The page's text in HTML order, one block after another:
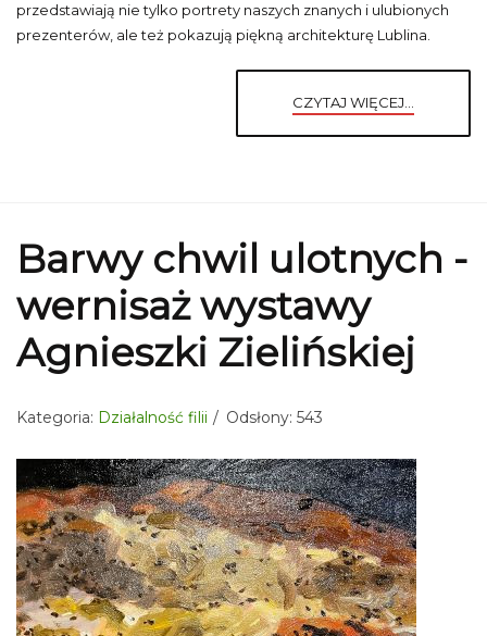
przedstawiają nie tylko portrety naszych znanych i ulubionych
prezenterów, ale też pokazują piękną architekturę Lublina.
CZYTAJ WIĘCEJ...
Barwy chwil ulotnych -
wernisaż wystawy
Agnieszki Zielińskiej
Kategoria: Działalność filii Odsłony: 543